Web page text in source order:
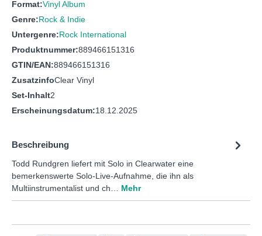
Format:Vinyl Album
Genre:Rock & Indie
Untergenre:Rock International
Produktnummer:889466151316
GTIN/EAN:889466151316
ZusatzinfoClear Vinyl
Set-Inhalt2
Erscheinungsdatum:18.12.2025
Beschreibung
Todd Rundgren liefert mit Solo in Clearwater eine
bemerkenswerte Solo-Live-Aufnahme, die ihn als
Multiinstrumentalist und ch… Mehr